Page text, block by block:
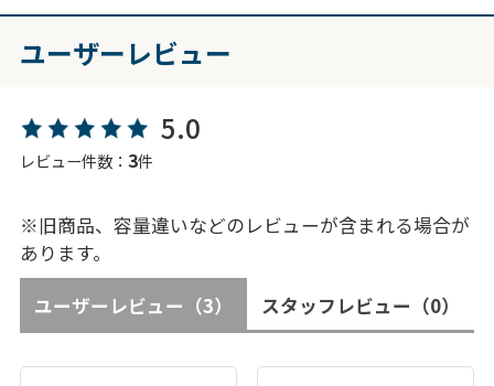
ユーザーレビュー
5.0
レビュー件数： 3件
※旧商品、容量違いなどのレビューが含まれる場合が
あります。
ユーザーレビュー （3） スタッフレビュー （0）